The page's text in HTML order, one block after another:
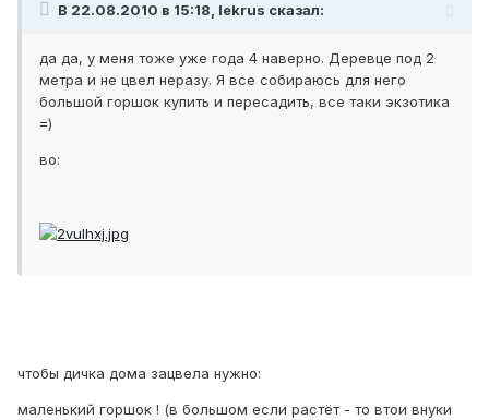
В 22.08.2010 в 15:18, lekrus сказал:
да да, у меня тоже уже года 4 наверно. Деревце под 2
метра и не цвел неразу. Я все собираюсь для него
большой горшок купить и пересадить, все таки экзотика
=)
во:
чтобы дичка дома зацвела нужно:
маленький горшок ! (в большом если растёт - то втои внуки